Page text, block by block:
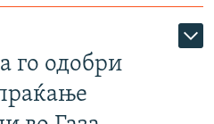
го одобри